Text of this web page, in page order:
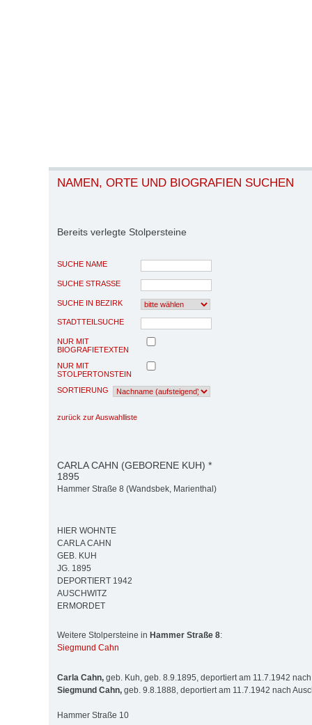
NAMEN, ORTE UND BIOGRAFIEN SUCHEN
Bereits verlegte Stolpersteine
SUCHE NAME
SUCHE STRASSE
SUCHE IN BEZIRK
STADTTEILSUCHE
NUR MIT
BIOGRAFIETEXTEN
NUR MIT
STOLPERTONSTEIN
SORTIERUNG
zurück zur Auswahlliste
CARLA CAHN (GEBORENE KUH) *
1895
Hammer Straße 8 (Wandsbek, Marienthal)
HIER WOHNTE
CARLA CAHN
GEB. KUH
JG. 1895
DEPORTIERT 1942
AUSCHWITZ
ERMORDET
Weitere Stolpersteine in Hammer Straße 8:
Siegmund Cahn
Carla Cahn, geb. Kuh, geb. 8.9.1895, deportiert am 11.7.1942
Siegmund Cahn, geb. 9.8.1888, deportiert am 11.7.1942 nach
Hammer Straße 10